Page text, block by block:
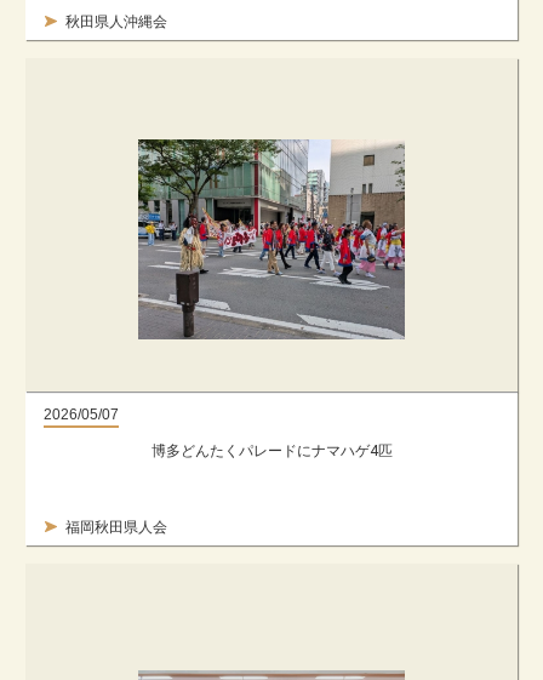
秋田県人沖縄会
2026/05/07
福岡秋田県人会
博多どんたくパレードにナマハゲ4匹